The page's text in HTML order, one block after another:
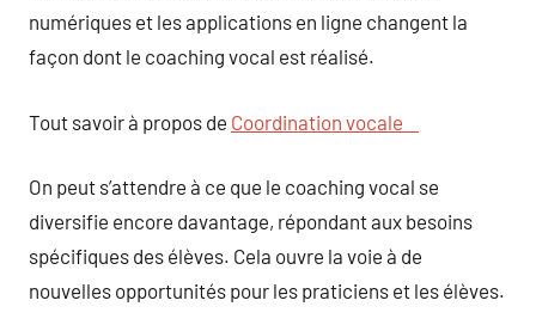
numériques et les applications en ligne changent la
façon dont le coaching vocal est réalisé.
Tout savoir à propos de Coordination vocale
On peut s’attendre à ce que le coaching vocal se
diversifie encore davantage, répondant aux besoins
spécifiques des élèves. Cela ouvre la voie à de
nouvelles opportunités pour les praticiens et les élèves.